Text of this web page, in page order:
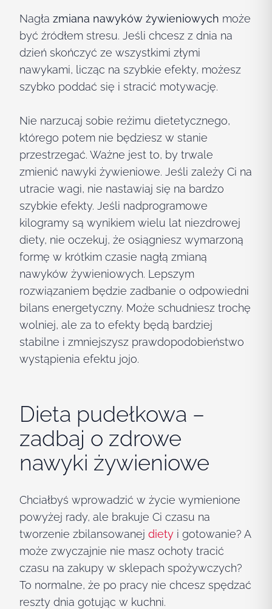
Nagła zmiana nawyków żywieniowych może
być źródłem stresu. Jeśli chcesz z dnia na
dzień skończyć ze wszystkimi złymi
nawykami, licząc na szybkie efekty, możesz
szybko poddać się i stracić motywację.
Nie narzucaj sobie reżimu dietetycznego,
którego potem nie będziesz w stanie
przestrzegać. Ważne jest to, by trwale
zmienić nawyki żywieniowe. Jeśli zależy Ci na
utracie wagi, nie nastawiaj się na bardzo
szybkie efekty. Jeśli nadprogramowe
kilogramy są wynikiem wielu lat niezdrowej
diety, nie oczekuj, że osiągniesz wymarzoną
formę w krótkim czasie nagłą zmianą
nawyków żywieniowych. Lepszym
rozwiązaniem będzie zadbanie o odpowiedni
bilans energetyczny. Może schudniesz trochę
wolniej, ale za to efekty będą bardziej
stabilne i zmniejszysz prawdopodobieństwo
wystąpienia efektu jojo.
Dieta pudełkowa –
zadbaj o zdrowe
nawyki żywieniowe
Chciałbyś wprowadzić w życie wymienione
powyżej rady, ale brakuje Ci czasu na
tworzenie zbilansowanej diety i gotowanie? A
może zwyczajnie nie masz ochoty tracić
czasu na zakupy w sklepach spożywczych?
To normalne, że po pracy nie chcesz spędzać
reszty dnia gotując w kuchni.